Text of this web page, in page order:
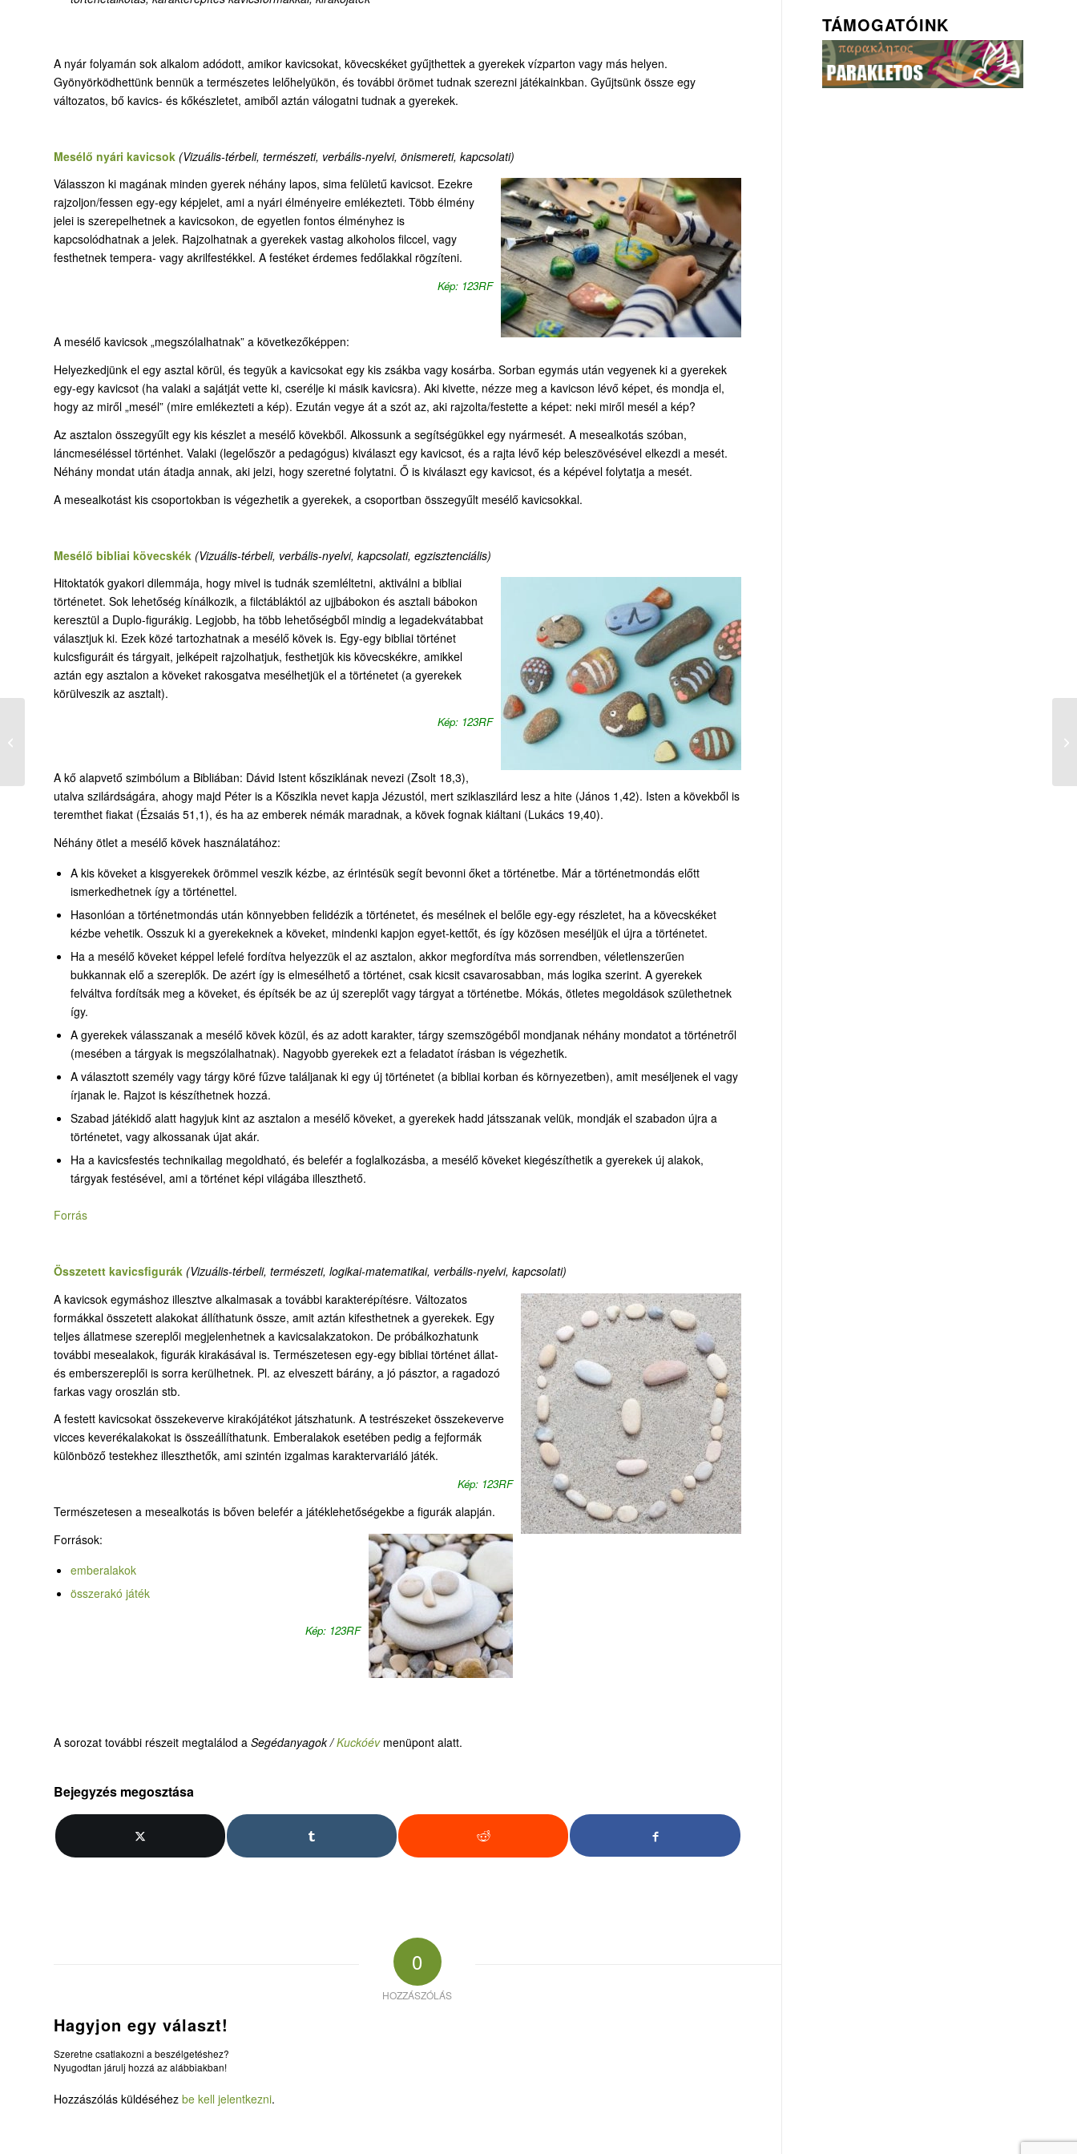
A nyár folyamán sok alkalom adódott, amikor kavicsokat, kövecskéket gyűjthettek a gyerekek vízparton vagy más helyen.
Gyönyörködhettünk bennük a természetes lelőhelyükön, és további örömet tudnak szerezni játékainkban. Gyűjtsünk össze egy
változatos, bő kavics- és kőkészletet, amiből aztán válogatni tudnak a gyerekek.
Mesélő nyári kavicsok (Vizuális-térbeli, természeti, verbális-nyelvi, önismereti, kapcsolati)
Válasszon ki magának minden gyerek néhány lapos, sima felületű kavicsot. Ezekre
rajzoljon/fessen egy-egy képjelet, ami a nyári élményeire emlékezteti. Több élmény
jelei is szerepelhetnek a kavicsokon, de egyetlen fontos élményhez is
kapcsolódhatnak a jelek. Rajzolhatnak a gyerekek vastag alkoholos filccel, vagy
festhetnek tempera- vagy akrilfestékkel. A festéket érdemes fedőlakkal rögzíteni.
Kép: 123RF
A mesélő kavicsok „megszólalhatnak” a következőképpen:
Helyezkedjünk el egy asztal körül, és tegyük a kavicsokat egy kis zsákba vagy kosárba. Sorban egymás után vegyenek ki a gyerekek
egy-egy kavicsot (ha valaki a sajátját vette ki, cserélje ki másik kavicsra). Aki kivette, nézze meg a kavicson lévő képet, és mondja el,
hogy az miről „mesél” (mire emlékezteti a kép). Ezután vegye át a szót az, aki rajzolta/festette a képet: neki miről mesél a kép?
Az asztalon összegyűlt egy kis készlet a mesélő kövekből. Alkossunk a segítségükkel egy nyármesét. A mesealkotás szóban,
láncmeséléssel történhet. Valaki (legelőször a pedagógus) kiválaszt egy kavicsot, és a rajta lévő kép beleszövésével elkezdi a mesét.
Néhány mondat után átadja annak, aki jelzi, hogy szeretné folytatni. Ő is kiválaszt egy kavicsot, és a képével folytatja a mesét.
A mesealkotást kis csoportokban is végezhetik a gyerekek, a csoportban összegyűlt mesélő kavicsokkal.
Mesélő bibliai kövecskék (Vizuális-térbeli, verbális-nyelvi, kapcsolati, egzisztenciális)
Hitoktatók gyakori dilemmája, hogy mivel is tudnák szemléltetni, aktiválni a bibliai
történetet. Sok lehetőség kínálkozik, a filctábláktól az ujjbábokon és asztali bábokon
keresztül a Duplo-figurákig. Legjobb, ha több lehetőségből mindig a legadekvátabbat
választjuk ki. Ezek közé tartozhatnak a mesélő kövek is. Egy-egy bibliai történet
kulcsfiguráit és tárgyait, jelképeit rajzolhatjuk, festhetjük kis kövecskékre, amikkel
aztán egy asztalon a köveket rakosgatva mesélhetjük el a történetet (a gyerekek
körülveszik az asztalt).
Kép: 123RF
A kő alapvető szimbólum a Bibliában: Dávid Istent kősziklának nevezi (Zsolt 18,3),
utalva szilárdságára, ahogy majd Péter is a Kőszikla nevet kapja Jézustól, mert sziklaszilárd lesz a hite (János 1,42). Isten a kövekből is
teremthet fiakat (Ézsaiás 51,1), és ha az emberek némák maradnak, a kövek fognak kiáltani (Lukács 19,40).
Néhány ötlet a mesélő kövek használatához:
A kis köveket a kisgyerekek örömmel veszik kézbe, az érintésük segít bevonni őket a történetbe. Már a történetmondás előtt
ismerkedhetnek így a történettel.
Hasonlóan a történetmondás után könnyebben felidézik a történetet, és mesélnek el belőle egy-egy részletet, ha a kövecskéket
kézbe vehetik. Osszuk ki a gyerekeknek a köveket, mindenki kapjon egyet-kettőt, és így közösen meséljük el újra a történetet.
Ha a mesélő köveket képpel lefelé fordítva helyezzük el az asztalon, akkor megfordítva más sorrendben, véletlenszerűen
bukkannak elő a szereplők. De azért így is elmesélhető a történet, csak kicsit csavarosabban, más logika szerint. A gyerekek
felváltva fordítsák meg a köveket, és építsék be az új szereplőt vagy tárgyat a történetbe. Mókás, ötletes megoldások születhetnek
így.
A gyerekek válasszanak a mesélő kövek közül, és az adott karakter, tárgy szemszögéből mondjanak néhány mondatot a történetről
(mesében a tárgyak is megszólalhatnak). Nagyobb gyerekek ezt a feladatot írásban is végezhetik.
A választott személy vagy tárgy köré fűzve találjanak ki egy új történetet (a bibliai korban és környezetben), amit meséljenek el vagy
írjanak le. Rajzot is készíthetnek hozzá.
Szabad játékidő alatt hagyjuk kint az asztalon a mesélő köveket, a gyerekek hadd játsszanak velük, mondják el szabadon újra a
történetet, vagy alkossanak újat akár.
Ha a kavicsfestés technikailag megoldható, és belefér a foglalkozásba, a mesélő köveket kiegészíthetik a gyerekek új alakok,
tárgyak festésével, ami a történet képi világába illeszthető.
Forrás
Összetett kavicsfigurák (Vizuális-térbeli, természeti, logikai-matematikai, verbális-nyelvi, kapcsolati)
A kavicsok egymáshoz illesztve alkalmasak a további karakterépítésre. Változatos
formákkal összetett alakokat állíthatunk össze, amit aztán kifesthetnek a gyerekek. Egy
teljes állatmese szereplői megjelenhetnek a kavicsalakzatokon. De próbálkozhatunk
további mesealakok, figurák kirakásával is. Természetesen egy-egy bibliai történet állat-
és emberszereplői is sorra kerülhetnek. Pl. az elveszett bárány, a jó pásztor, a ragadozó
farkas vagy oroszlán stb.
A festett kavicsokat összekeverve kirakójátékot játszhatunk. A testrészeket összekeverve
vicces keverékalakokat is összeállíthatunk. Emberalakok esetében pedig a fejformák
különböző testekhez illeszthetők, ami szintén izgalmas karaktervariáló játék.
Kép: 123RF
Természetesen a mesealkotás is bőven belefér a játéklehetőségekbe a figurák alapján.
Források:
emberalakok
összerakó játék
Kép: 123RF
A sorozat további részeit megtalálod a Segédanyagok /Kuckóév menüpont alatt.
Bejegyzés megosztása
0
HOZZÁSZÓLÁS
Hagyjon egy választ!
Szeretne csatlakozni a beszélgetéshez?
Nyugodtan járulj hozzá az alábbiakban!
Hozzászólás küldéséhez be kell jelentkezni.
TÁMOGATÓINK